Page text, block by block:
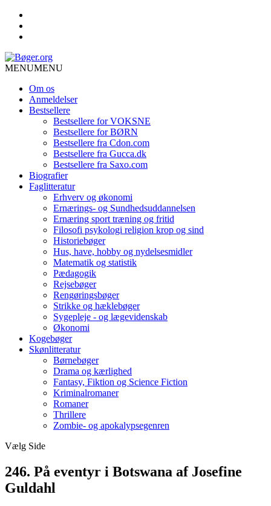
MENUMENU
Om os
Anmeldelser
Bestsellere
Bestsellere for VOKSNE
Bestsellere for BØRN
Bestsellere fra Cdon.com
Bestsellere fra Gucca.dk
Bestsellere fra Saxo.com
Biografier
Faglitteratur
Erhverv og økonomi
Ernærings- og Sundhedsuddannelsen
Ernæring sport træning og fritid
Filosofi psykologi religion krop og sind
Historiebøger
Hus, have, hobby og nydelsesmidler
Matematik og statistik
Pædagogik
Rejsebøger
Rengøringsbøger
Strikke og hæklebøger
Sygepleje - og lægevidenskab
Økonomi
Kogebøger
Skønlitteratur
Børnebøger
Drama og kærlighed
Fantasy, Fiktion og Science Fiction
Kriminalromaner
Romaner
Thrillere
Zombie- og apokalypsegenren
Vælg Side
246. På eventyr i Botswana af Josefine
Guldahl